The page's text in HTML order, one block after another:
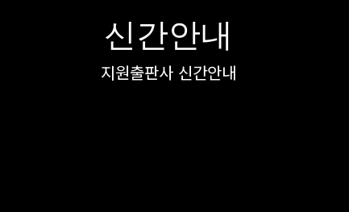
신간안내
지원출판사 신간안내